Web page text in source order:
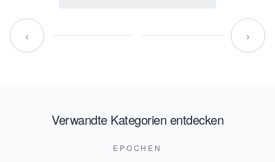
‹ ›
Verwandte Kategorien entdecken
EPOCHEN